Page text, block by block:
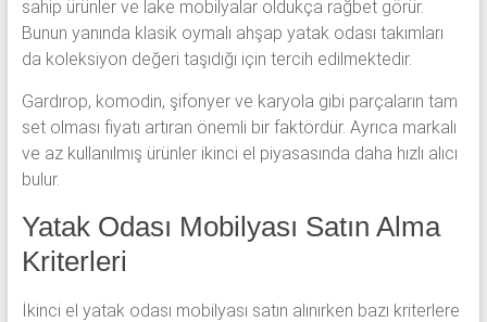
sahip ürünler ve lake mobilyalar oldukça rağbet görür.
Bunun yanında klasik oymalı ahşap yatak odası takımları
da koleksiyon değeri taşıdığı için tercih edilmektedir.
Gardırop, komodin, şifonyer ve karyola gibi parçaların tam
set olması fiyatı artıran önemli bir faktördür. Ayrıca markalı
ve az kullanılmış ürünler ikinci el piyasasında daha hızlı alıcı
bulur.
Yatak Odası Mobilyası Satın Alma
Kriterleri
İkinci el yatak odası mobilyası satın alınırken bazı kriterlere